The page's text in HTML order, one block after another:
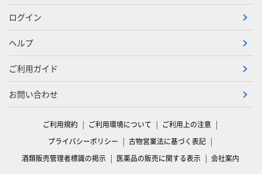
ログイン
ヘルプ
ご利用ガイド
お問い合わせ
ご利用規約 ご利用環境について
ご利用上の注意
プライバシーポリシー
古物営業法に基づく表記
酒類販売管理者標識の掲示
医薬品の販売に関する表示 会社案内